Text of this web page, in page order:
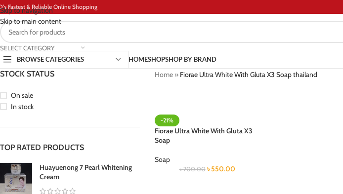
Skip to navigation
Skip to main content
Fastest & Reliable Online Shopping
SELECT CATEGORY
BROWSE CATEGORIES
HOMESHOPSHOP BY BRAND
STOCK STATUS
On sale
In stock
TOP RATED PRODUCTS
Huayuenong 7 Pearl Whitening
Cream
Home» Fiorae Ultra White With Gluta X3 Soap thailand
-21%
Fiorae Ultra White With Gluta X3
Soap
Soap
৳700.00 ৳550.00